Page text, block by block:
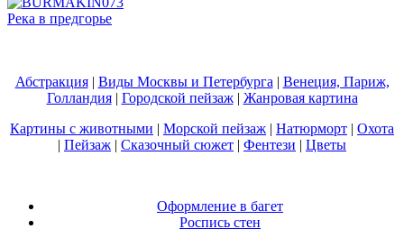
Река в предгорье
Абстракция| Виды Москвы и Петербурга | Венеция, Париж,
Голландия| Городской пейзаж| Жанровая картина
Картины с животными | Морской пейзаж | Натюрморт | Охота
| Пейзаж | Сказочный сюжет | Фентези | Цветы
Оформление в багет
Роспись стен